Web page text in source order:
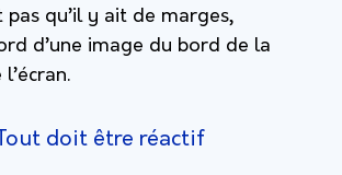
qu’il y ait de marges,
d’une image du bord de la
doit être réactif